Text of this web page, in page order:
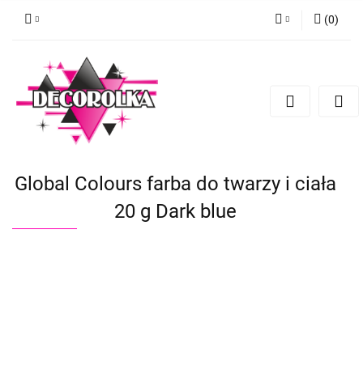
Dodaj zgłoszenie
(0)
Global Colours farba do twarzy i ciała
20 g Dark blue